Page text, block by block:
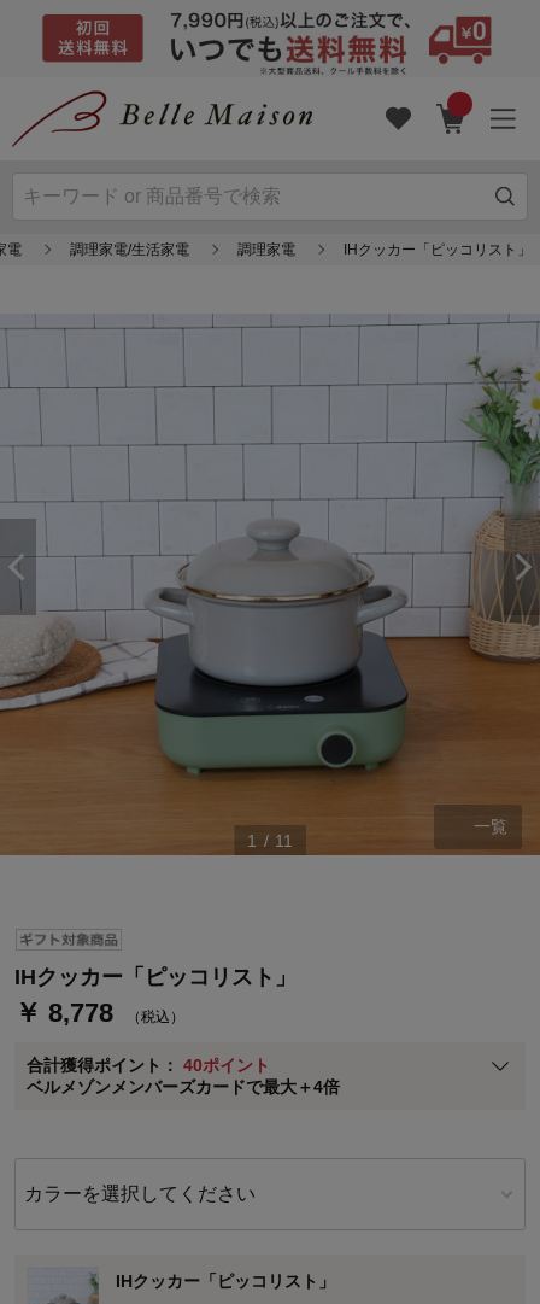
電 調理家電/生活家電 調理家電 IHクッカー「ピッコリスト」
1 / 11
一覧
IHクッカー「ピッコリスト」
￥ 8,778 （税込）
合計獲得ポイント： 40ポイント
ベルメゾンメンバーズカードで最大＋4倍
ステージが上がれば送料無料・返品引取無料！
さらにポイント還元最大16倍！
ベルメゾン・ポイントについて
通常商品送料無料 返品引取無料（JCBのみ）
即時入会なら更に500円OFFクーポンプレゼント
※メンバーズカードの加算ポイントはステージ倍率適用前の基本ポイント
に対して適用されます。
カラーを選択してください
IHクッカー「ピッコリスト」